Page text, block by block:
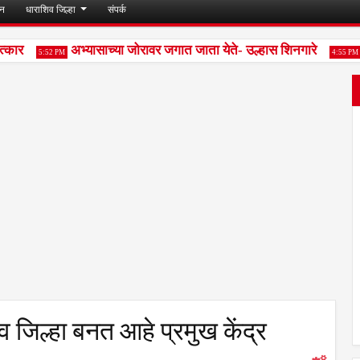
धाराशिव जिल्हा संपर्क
5:52 PM अभ्यासाच्या जोरावर जगात जाता येते- उल्हास शिनगारे 4:55 PM
जिल्हा बनत आहे प्रमुख केंद्र